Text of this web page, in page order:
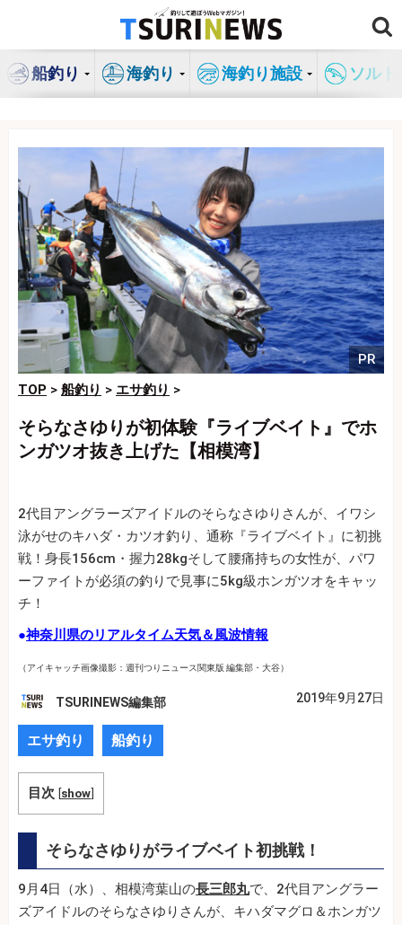
ン
船釣り 海釣り 海釣り施設 ソル
PR
TOP > 船釣り > エサ釣り >
そらなさゆりが初体験『ライブベイト』でホ
ンガツオ抜き上げた【相模湾】
2代目アングラーズアイドルのそらなさゆりさんが、イワシ
泳がせのキハダ・カツオ釣り、通称『ライブベイト』に初挑
戦！身長156cm・握力28kgそして腰痛持ちの女性が、パワ
ーファイトが必須の釣りで見事に5kg級ホンガツオをキャッ
チ！
●神奈川県のリアルタイム天気＆風波情報
（アイキャッチ画像撮影：週刊つりニュース関東版 編集部・大谷）
TSURINEWS編集部 2019年9月27日
エサ釣り 船釣り
目次 [show]
そらなさゆりがライブベイト初挑戦！
9月4日（水）、相模湾葉山の長三郎丸で、2代目アングラー
ズアイドルのそらなさゆりさんが、キハダマグロ＆ホンガツ